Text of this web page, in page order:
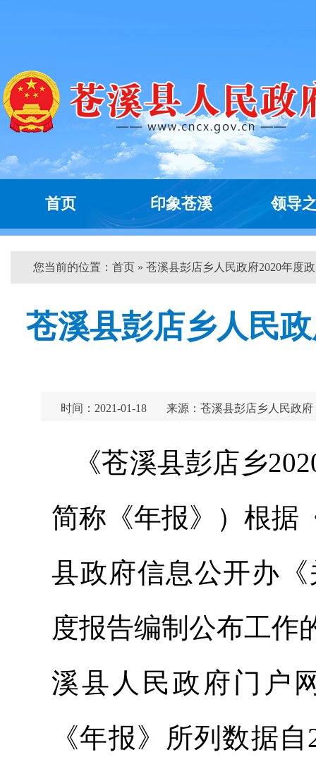
首页 印象苍溪 领导
您当前的位置： 首页 » 苍溪县彭店乡人民政府2020年度
苍溪县彭店乡人民
时间：2021-01-18 来源：苍溪县彭店乡人民政府
《苍溪县彭店乡
简称《年报》）根据
县政府信息公开办
度报告编制公布工作
溪县人民政府门户
《年报》所列数据